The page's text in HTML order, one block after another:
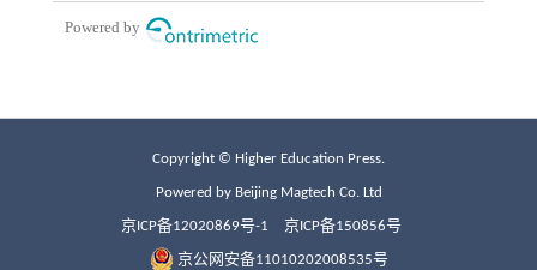
Copyright © Higher Education Press.
Powered by Beijing Magtech Co. Ltd
京ICP备12020869号-1 京ICP备150856号
京公网安备11010202008535号